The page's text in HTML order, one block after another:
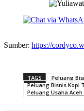
Sumber: https://
TAGS
Peluang
Peluang Bisnis Kopi
Peluang Usaha